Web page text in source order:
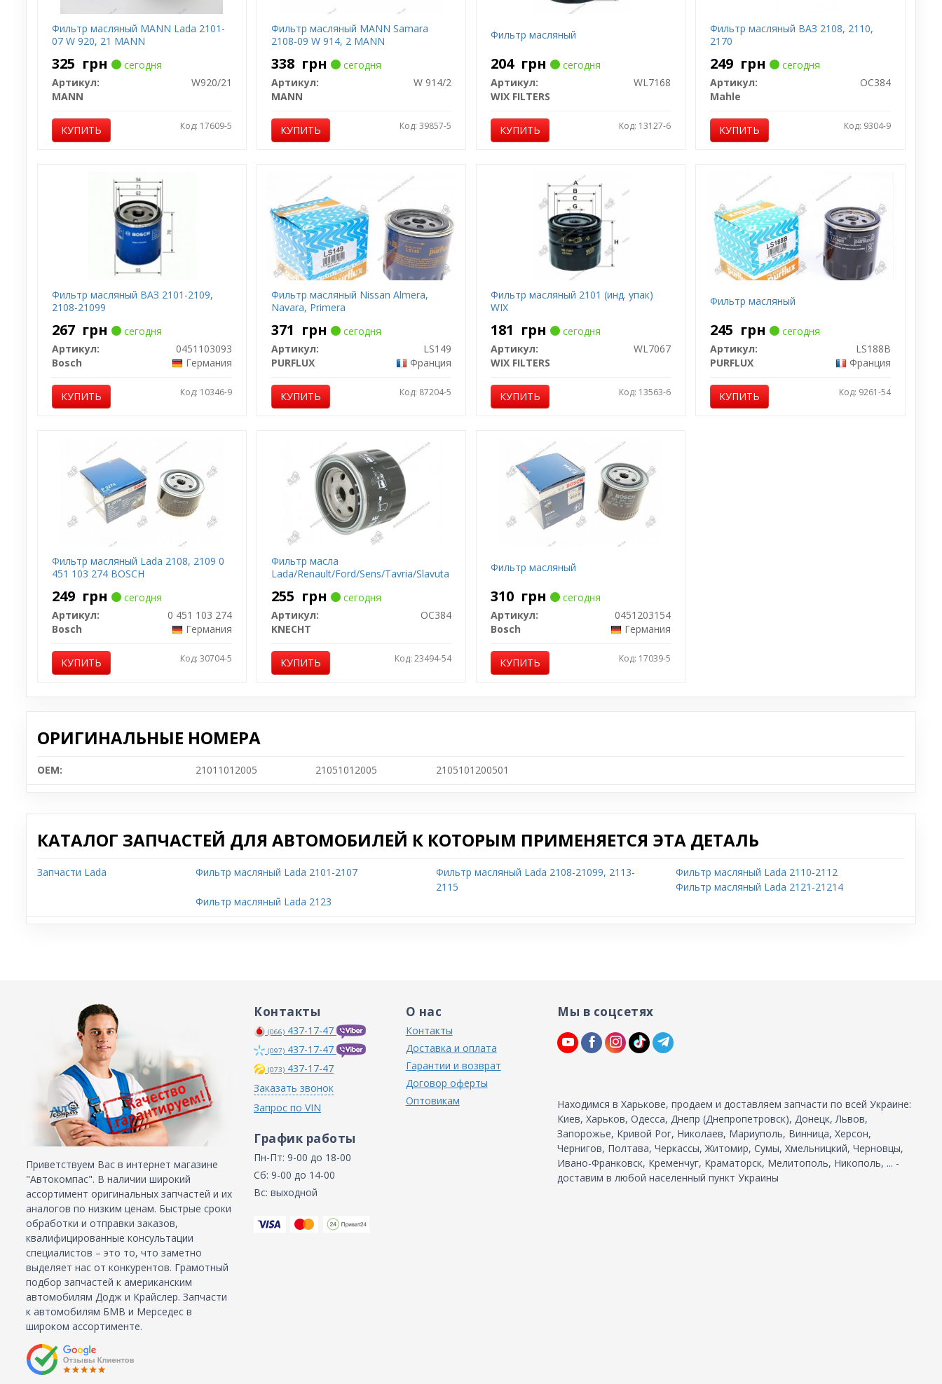
Фильтр масляный MANN Lada 2101-
07 W 920, 21 MANN
325 грн
сегодня
Артикул:
W920/21
MANN
КУПИТЬ Код: 17609-5
Фильтр масляный MANN Samara
2108-09 W 914, 2 MANN
338 грн
сегодня
Артикул:
W 914/2
MANN
КУПИТЬ Код: 39857-5
Фильтр масляный
204 грн
сегодня
Артикул:
WL7168
WIX FILTERS
КУПИТЬ Код: 13127-6
Фильтр масляный ВАЗ 2108, 2110,
2170
249 грн
сегодня
Артикул:
OC384
Mahle
КУПИТЬ Код: 9304-9
Фильтр масляный ВАЗ 2101-2109,
2108-21099
267 грн
сегодня
Артикул:
0451103093
Bosch
Германия
КУПИТЬ Код: 10346-9
Фильтр масляный Nissan Almera,
Navara, Primera
371 грн
сегодня
Артикул:
LS149
PURFLUX
Франция
КУПИТЬ Код: 87204-5
Фильтр масляный 2101 (инд. упак)
WIX
181 грн
сегодня
Артикул:
WL7067
WIX FILTERS
КУПИТЬ Код: 13563-6
Фильтр масляный
245 грн
сегодня
Артикул:
LS188B
PURFLUX
Франция
КУПИТЬ Код: 9261-54
Фильтр масляный Lada 2108, 2109 0
451 103 274 BOSCH
249 грн
сегодня
Артикул:
0 451 103 274
Bosch
Германия
КУПИТЬ Код: 30704-5
Фильтр масла
Lada/Renault/Ford/Sens/Tavria/Slavuta
255 грн
сегодня
Артикул:
OC384
KNECHT
КУПИТЬ Код: 23494-54
Фильтр масляный
310 грн
сегодня
Артикул:
0451203154
Bosch
Германия
КУПИТЬ Код: 17039-5
ОРИГИНАЛЬНЫЕ НОМЕРА
OEM: 21011012005 21051012005 2105101200501
КАТАЛОГ ЗАПЧАСТЕЙ ДЛЯ АВТОМОБИЛЕЙ К КОТОРЫМ ПРИМЕНЯЕТСЯ ЭТА ДЕТАЛЬ
Запчасти Lada Фильтр масляный Lada 2101-2107
Фильтр масляный Lada 2108-21099, 2113-
2115
Фильтр масляный Lada 2110-2112
Фильтр масляный Lada 2121-21214
Фильтр масляный Lada 2123
Приветствуем Вас в интернет магазине
"Автокомпас". В наличии широкий
ассортимент оригинальных запчастей и их
аналогов по низким ценам. Быстрые сроки
обработки и отправки заказов,
квалифицированные консультации
специалистов – это то, что заметно
выделяет нас от конкурентов. Грамотный
подбор запчастей к американским
автомобилям Додж и Крайслер. Запчасти
к автомобилям БМВ и Мерседес в
широком ассортименте.
Контакты
(066) 437-17-47
(097) 437-17-47
(073) 437-17-47
Заказать звонок
Запрос по VIN
График работы
Пн-Пт: 9-00 до 18-00
Сб: 9-00 до 14-00
Вс: выходной
О нас
Контакты
Доставка и оплата
Гарантии и возврат
Договор оферты
Оптовикам
Мы в соцсетях
Находимся в Харькове, продаем и доставляем запчасти по всей Украине:
Киев, Харьков, Одесса, Днепр (Днепропетровск), Донецк, Львов,
Запорожье, Кривой Рог, Николаев, Мариуполь, Винница, Херсон,
Чернигов, Полтава, Черкассы, Житомир, Сумы, Хмельницкий, Черновцы,
Ивано-Франковск, Кременчуг, Краматорск, Мелитополь, Никополь, ... -
доставим в любой населенный пункт Украины